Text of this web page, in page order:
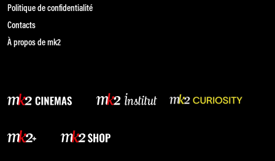
Politique de confidentialité
Contacts
À propos de mk2